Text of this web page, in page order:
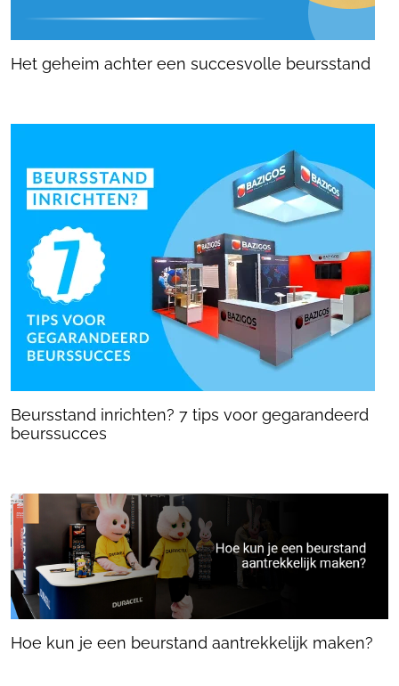
Het geheim achter een succesvolle beursstand
Beursstand inrichten? 7 tips voor gegarandeerd
beurssucces
Hoe kun je een beurstand aantrekkelijk maken?